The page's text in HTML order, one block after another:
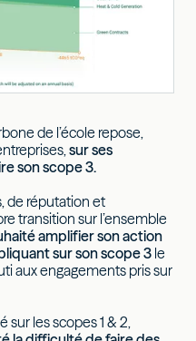
de l’école repose,
sur ses
son scope 3.
de réputation et
transition sur l’ensemble
amplifier son action
sur son scope 3 le
aux engagements pris sur
les scopes 1 & 2,